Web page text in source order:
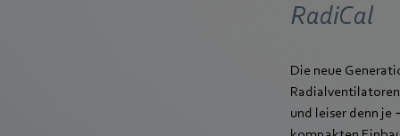
RadiCal
Die neue
und leiser denn je